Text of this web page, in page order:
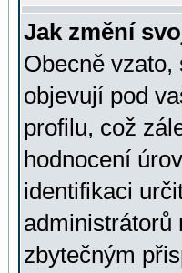
Jak změní
Obecně
objevují pod
profilu, což
hodnocení
identifikaci
administrátorů
zbytečným